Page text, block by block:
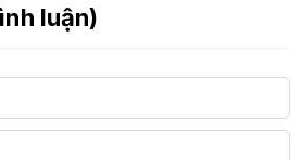
luận)